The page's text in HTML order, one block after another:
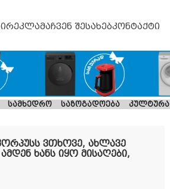
რეკლამაჩვენ შესახებკონტაქტი
სამხედრო საზოგადოება კულტურა
ვთხოვე, ახლავე
ხანს იყო მისაღები,